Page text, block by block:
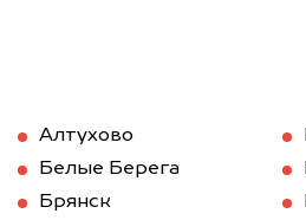
Алтухово
Белые Берега
Брянск